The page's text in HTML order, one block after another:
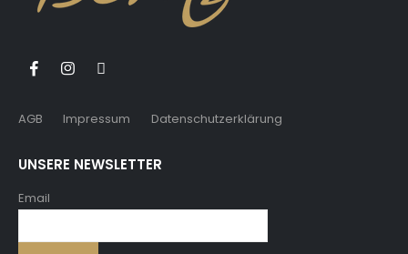
AGB Impressum Datenschutzerklärung
UNSERE NEWSLETTER
Email